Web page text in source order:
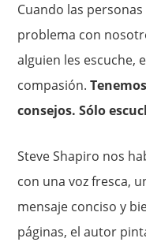
Cuando las
problema con
alguien les escuche,
compasión.
consejos. Sólo
Steve Shapiro nos
con una voz fresca,
mensaje conciso y
páginas, el autor